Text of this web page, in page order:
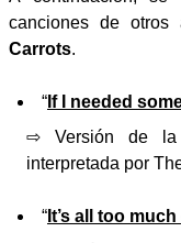
canciones de otros
Carrots.
“ If I needed
⇨ Versión de la
interpretada por
“ It’s all too